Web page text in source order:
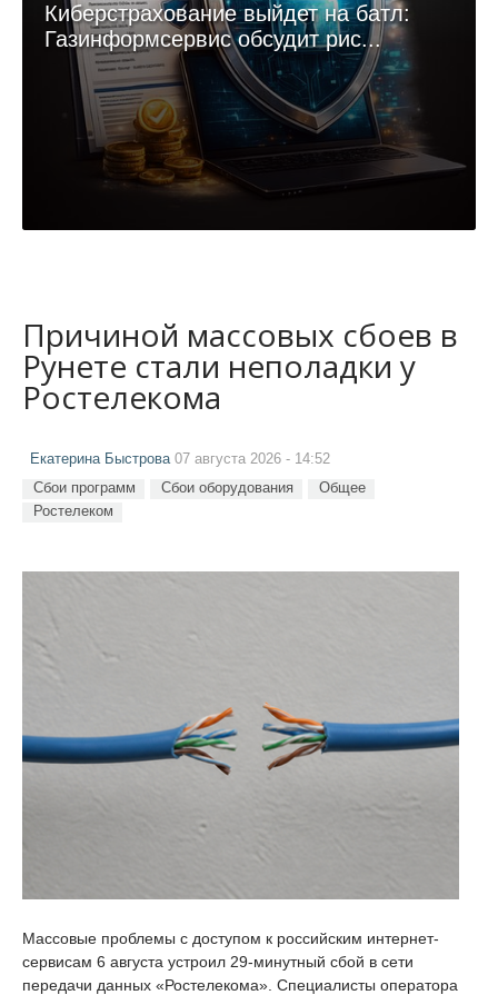
Киберстрахование выйдет на батл:
Газинформсервис обсудит рис...
Причиной массовых сбоев в
Рунете стали неполадки у
Ростелекома
Екатерина Быстрова07 августа 2026 - 14:52
Сбои программ Сбои оборудования
Общее
Ростелеком
Массовые проблемы с доступом к российским интернет-
сервисам 6 августа устроил 29-минутный сбой в сети
передачи данных «Ростелекома». Специалисты оператора